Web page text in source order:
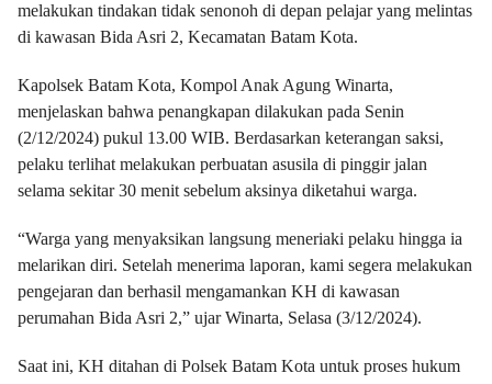
melakukan tindakan tidak senonoh di depan pelajar yang melintas
di kawasan Bida Asri 2, Kecamatan Batam Kota.
Kapolsek Batam Kota, Kompol Anak Agung Winarta,
menjelaskan bahwa penangkapan dilakukan pada Senin
(2/12/2024) pukul 13.00 WIB. Berdasarkan keterangan saksi,
pelaku terlihat melakukan perbuatan asusila di pinggir jalan
selama sekitar 30 menit sebelum aksinya diketahui warga.
“Warga yang menyaksikan langsung meneriaki pelaku hingga ia
melarikan diri. Setelah menerima laporan, kami segera melakukan
pengejaran dan berhasil mengamankan KH di kawasan
perumahan Bida Asri 2,” ujar Winarta, Selasa (3/12/2024).
Saat ini, KH ditahan di Polsek Batam Kota untuk proses hukum